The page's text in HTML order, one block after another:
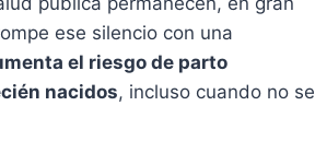
ese silencio con una
el riesgo de parto
nacidos, incluso cuando no se